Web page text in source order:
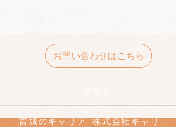
お問い合わせはこちら
宮城のキャリア･株式会社キャリアアシストの口コミ情報